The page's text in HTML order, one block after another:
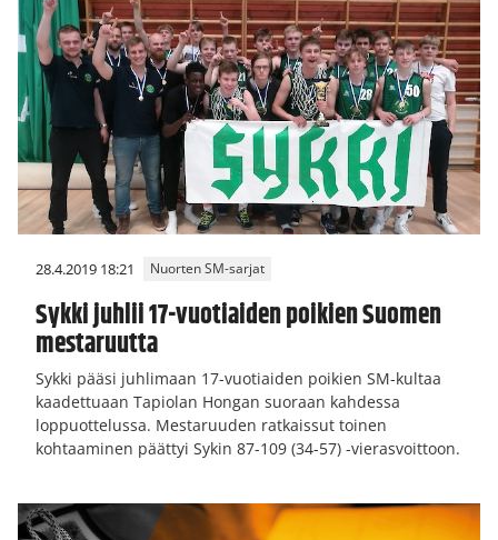
28.4.2019 18:21 Nuorten SM-sarjat
Sykki juhlii 17-vuotiaiden poikien Suomen
mestaruutta
Sykki pääsi juhlimaan 17-vuotiaiden poikien SM-kultaa
kaadettuaan Tapiolan Hongan suoraan kahdessa
loppuottelussa. Mestaruuden ratkaissut toinen
kohtaaminen päättyi Sykin 87-109 (34-57) -vierasvoittoon.